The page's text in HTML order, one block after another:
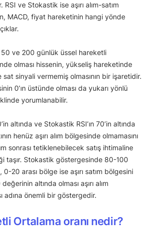
ve Stokastik ise aşırı alım-satım
MACD, fiyat hareketinin hangi yönde
50 ve 200 günlük üssel hareketli
olması hissenin, yükseliş hareketinde
sinyali vermemiş olmasının bir işaretidir.
0’ın üstünde olması da yukarı yönlü
yorumlanabilir.
altında ve Stokastik RSI’ın 70’in altında
henüz aşırı alım bölgesinde olmamasını
sonrası tetiklenebilecek satış ihtimaline
taşır. Stokastik göstergesinde 80-100
0-20 arası bölge ise aşırı satım bölgesini
altında olması aşırı alım
adına önemli bir göstergedir.
Ortalama oranı nedir?